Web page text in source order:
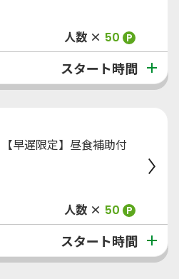
人数 × 50 P
スタート時間
早遅限定】昼食補助付
人数 × 50 P
スタート時間